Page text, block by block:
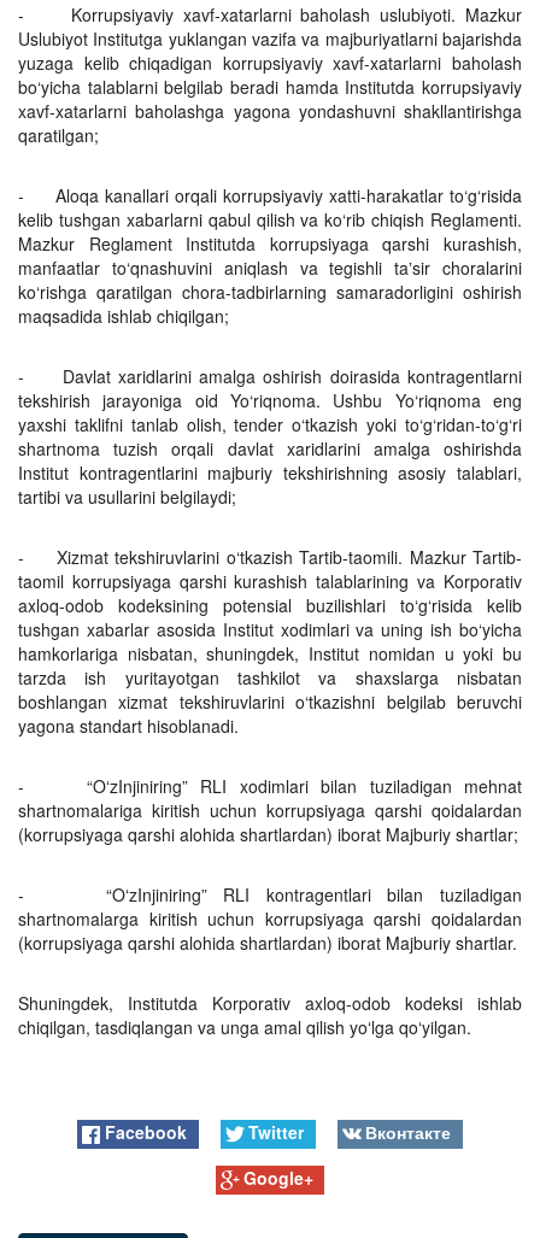
- Korrupsiyaviy xavf-xatarlarni baholash uslubiyoti. Mazkur
Uslubiyot Institutga yuklangan vazifa va majburiyatlarni bajarishda
yuzaga kelib chiqadigan korrupsiyaviy xavf-xatarlarni baholash
bo‘yicha talablarni belgilab beradi hamda Institutda korrupsiyaviy
xavf-xatarlarni baholashga yagona yondashuvni shakllantirishga
qaratilgan;
- Aloqa kanallari orqali korrupsiyaviy xatti-harakatlar to‘g‘risida
kelib tushgan xabarlarni qabul qilish va ko‘rib chiqish Reglamenti.
Mazkur Reglament Institutda korrupsiyaga qarshi kurashish,
manfaatlar to‘qnashuvini aniqlash va tegishli taʼsir choralarini
ko‘rishga qaratilgan chora-tadbirlarning samaradorligini oshirish
maqsadida ishlab chiqilgan;
- Davlat xaridlarini amalga oshirish doirasida kontragentlarni
tekshirish jarayoniga oid Yo‘riqnoma. Ushbu Yo‘riqnoma eng
yaxshi taklifni tanlab olish, tender o‘tkazish yoki to‘g‘ridan-to‘g‘ri
shartnoma tuzish orqali davlat xaridlarini amalga oshirishda
Institut kontragentlarini majburiy tekshirishning asosiy talablari,
tartibi va usullarini belgilaydi;
- Xizmat tekshiruvlarini o‘tkazish Tartib-taomili. Mazkur Tartib-
taomil korrupsiyaga qarshi kurashish talablarining va Korporativ
axloq-odob kodeksining potensial buzilishlari to‘g‘risida kelib
tushgan xabarlar asosida Institut xodimlari va uning ish bo‘yicha
hamkorlariga nisbatan, shuningdek, Institut nomidan u yoki bu
tarzda ish yuritayotgan tashkilot va shaxslarga nisbatan
boshlangan xizmat tekshiruvlarini o‘tkazishni belgilab beruvchi
yagona standart hisoblanadi.
- “OʻzInjiniring” RLI xodimlari bilan tuziladigan mehnat
shartnomalariga kiritish uchun korrupsiyaga qarshi qoidalardan
(korrupsiyaga qarshi alohida shartlardan) iborat Majburiy shartlar;
- “OʻzInjiniring” RLI kontragentlari bilan tuziladigan
shartnomalarga kiritish uchun korrupsiyaga qarshi qoidalardan
(korrupsiyaga qarshi alohida shartlardan) iborat Majburiy shartlar.
Shuningdek, Institutda Korporativ axloq-odob kodeksi ishlab
chiqilgan, tasdiqlangan va unga amal qilish yoʻlga qoʻyilgan.
Facebook Twitter
Вконтакте
Google+